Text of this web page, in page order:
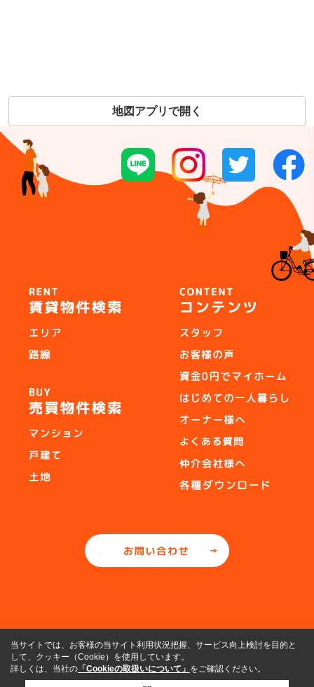
地図アプリで開く
当サイトでは、お客様の当サイト利用状況把握、サービス向上検討を目的と
して、クッキー（Cookie）を使用しています。
詳しくは、当社の 「Cookieの取扱いについて」 をご確認ください。